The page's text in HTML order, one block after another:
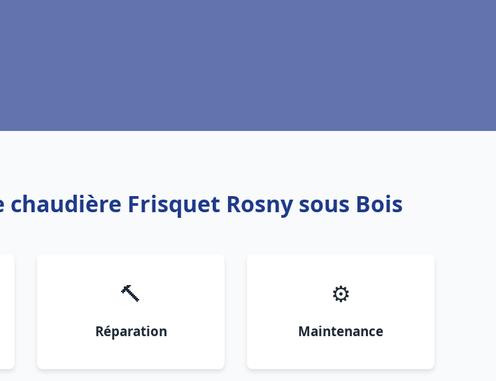
Frisquet Rosny sous Bois
🔨
Réparation
⚙️
Maintenance